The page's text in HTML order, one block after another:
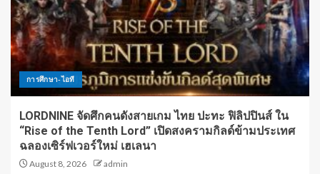
การศึกษา-ไอที
LORDNINE จัดศึกคนดังสายเกม ไทย ปะทะ ฟิลิปปินส์ ใน
“Rise of the Tenth Lord” เปิดสงครามกิลด์ข้ามประเทศ
ฉลองเซิร์ฟเวอร์ใหม่ เฮเลนา
August 8, 2026 admin